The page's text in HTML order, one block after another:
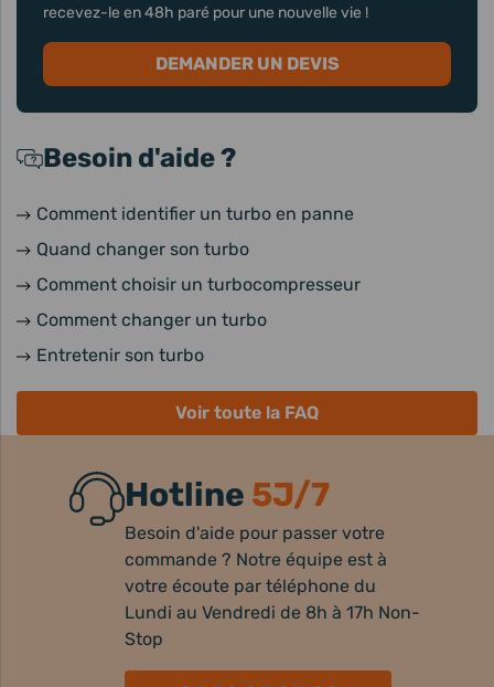
recevez-le en 48h paré pour une nouvelle vie !
DEMANDER UN DEVIS
Besoin d'aide ?
Comment identifier un turbo en panne
Quand changer son turbo
Comment choisir un turbocompresseur
Comment changer un turbo
Entretenir son turbo
Voir toute la FAQ
Hotline 5J/7
Besoin d'aide pour passer votre
commande ? Notre équipe est à
votre écoute par téléphone du
Lundi au Vendredi de 8h à 17h Non-
Stop